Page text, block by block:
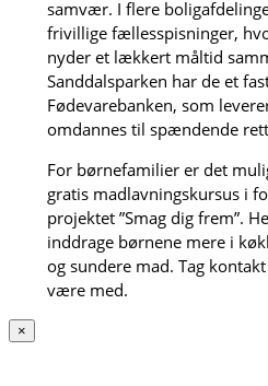
samvær. I flere
frivillige fællesspisninger,
nyder et lækkert måltid
Sanddalsparken har de et
Fødevarebanken, som
omdannes til spændende
For børnefamilier er det
gratis madlavningskursus i
projektet ”Smag dig frem”.
inddrage børnene mere i
og sundere mad. Tag
være med.
×